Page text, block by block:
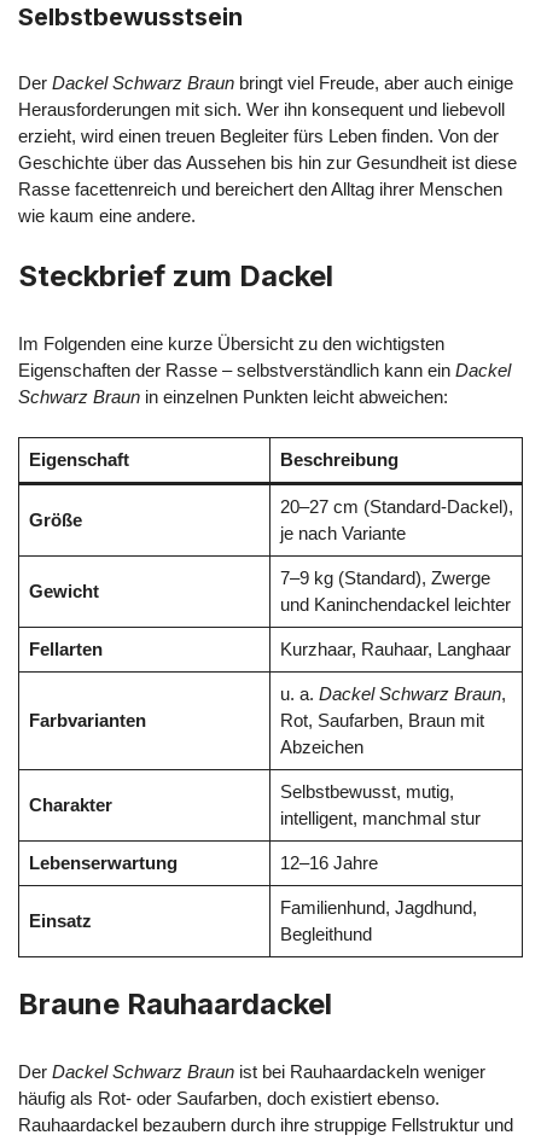
Selbstbewusstsein
Der Dackel Schwarz Braun bringt viel Freude, aber auch einige
Herausforderungen mit sich. Wer ihn konsequent und liebevoll
erzieht, wird einen treuen Begleiter fürs Leben finden. Von der
Geschichte über das Aussehen bis hin zur Gesundheit ist diese
Rasse facettenreich und bereichert den Alltag ihrer Menschen
wie kaum eine andere.
Steckbrief zum Dackel
Im Folgenden eine kurze Übersicht zu den wichtigsten
Eigenschaften der Rasse – selbstverständlich kann ein Dackel
Schwarz Braun in einzelnen Punkten leicht abweichen:
Eigenschaft Beschreibung
Größe
20–27 cm (Standard-Dackel),
je nach Variante
Gewicht
7–9 kg (Standard), Zwerge
und Kaninchendackel leichter
Fellarten Kurzhaar, Rauhaar, Langhaar
Farbvarianten
u. a. Dackel Schwarz Braun,
Rot, Saufarben, Braun mit
Abzeichen
Charakter
Selbstbewusst, mutig,
intelligent, manchmal stur
Lebenserwartung 12–16 Jahre
Einsatz
Familienhund, Jagdhund,
Begleithund
Braune Rauhaardackel
Der Dackel Schwarz Braun ist bei Rauhaardackeln weniger
häufig als Rot- oder Saufarben, doch existiert ebenso.
Rauhaardackel bezaubern durch ihre struppige Fellstruktur und